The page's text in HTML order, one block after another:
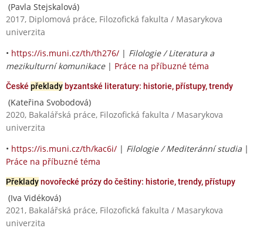
(Pavla Stejskalová)
2017, Diplomová práce, Filozofická fakulta / Masarykova
univerzita
• https://is.muni.cz/th/th276/ | Filologie / Literatura a
mezikulturní komunikace| Práce na příbuzné téma
České překlady byzantské literatury: historie, přístupy, trendy
(Kateřina Svobodová)
2020, Bakalářská práce, Filozofická fakulta / Masarykova
univerzita
• https://is.muni.cz/th/kac6i/ | Filologie / Mediteránní studia |
Práce na příbuzné téma
Překladynovořecké prózy do češtiny: historie, trendy, přístupy
(Iva Vidéková)
2021, Bakalářská práce, Filozofická fakulta / Masarykova
univerzita